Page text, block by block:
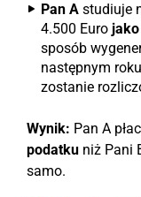
Pan A studiuje
4.500 Euro
sposób
następnym
zostanie
Wynik: Pan A
podatku niż Pani
samo.